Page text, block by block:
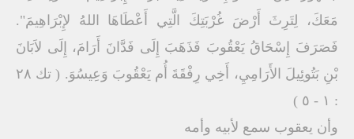
مَعَكَ، لِتَرِثَ أَرْضَ غُرْبَتِكَ الَّتِي أَعْطَاهَا اللهُ لإِبْرَاهِيمَ".
فَصَرَفَ إِسْحَاقُ يَعْقُوبَ فَذَهَبَ إِلَى فَدَّانَ أَرَامَ، إِلَى لاَبَانَ
بْنِ بَتُوئِيلَ الأَرَامِيِ، أَخِي رِفْقَةَ أُم يَعْقُوبَ وَعِيسُوَ. ( تك ٢٨
: ١ - ٥ )
وأن يعقوب سمع لأبيه وأمه